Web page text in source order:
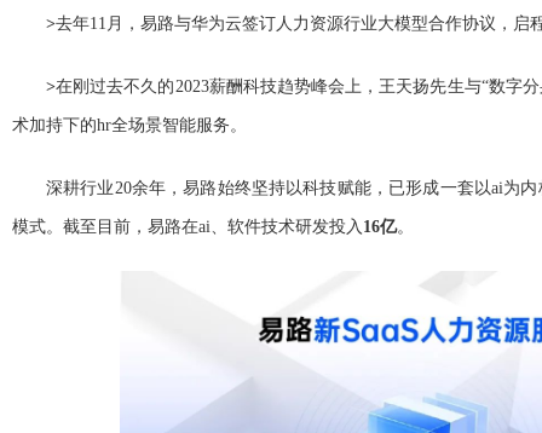
>去年11月，易路与华为云签订人力资源行业大模型合作协议，启
>在刚过去不久的2023薪酬科技趋势峰会上，王天扬先生与“数字
术加持下的hr全场景智能服务。
深耕行业20余年，易路始终坚持以科技赋能，已形成一套以ai为
模式。截至目前，易路在ai、软件技术研发投入 16亿。